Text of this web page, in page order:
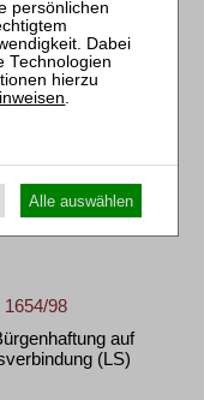
00
BGH-Vorgaben um
vorzeitige
97
Verwaltung von
98
auf
(LS)
Alle auswählen